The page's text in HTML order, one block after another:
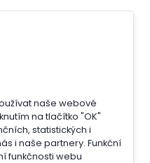
naše webové
na tlačítko "OK"
statistických i
i naše partnery. Funkční
funkčnosti webu